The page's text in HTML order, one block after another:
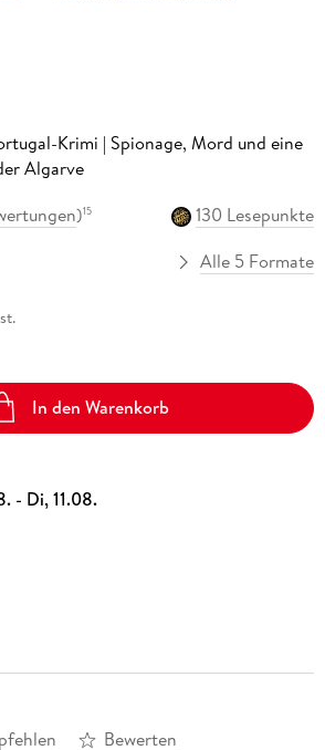
Krimi | Spionage, Mord und eine
Algarve
)15
130 Lesepunkte
Alle 5 Formate
In den Warenkorb
- Di, 11.08.
Bewerten